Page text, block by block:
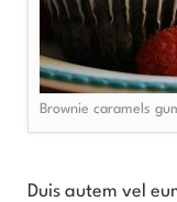
Brownie caramels
Duis autem vel